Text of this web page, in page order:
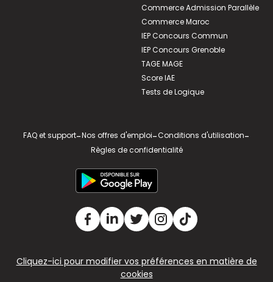
Commerce Admission Parallèle
Commerce Maroc
IEP Concours Commun
IEP Concours Grenoble
TAGE MAGE
Score IAE
Tests de Logique
FAQ et support-Nos offres d'emploi-Conditions d'utilisation-
Règles de confidentialité
Cliquez-ici pour modifier vos préférences en matière de
cookies